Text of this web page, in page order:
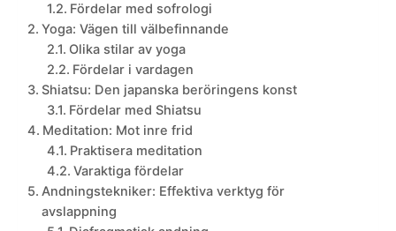
Fördelar med sofrologi
Yoga: Vägen till välbefinnande
Olika stilar av yoga
Fördelar i vardagen
Shiatsu: Den japanska beröringens konst
Fördelar med Shiatsu
Meditation: Mot inre frid
Praktisera meditation
Varaktiga fördelar
Andningstekniker: Effektiva verktyg för
avslappning